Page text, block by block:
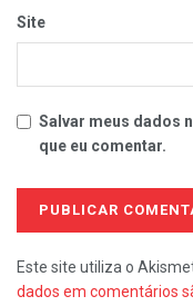
Site
Salvar meus dados
que eu comentar.
Este site utiliza o
dados em comentários